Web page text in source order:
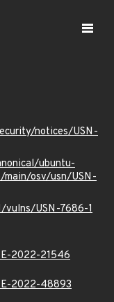
notices/USN-
ubuntu-
osv/usn/USN-
vulns/USN-7686-1
2022-21546
2022-48893